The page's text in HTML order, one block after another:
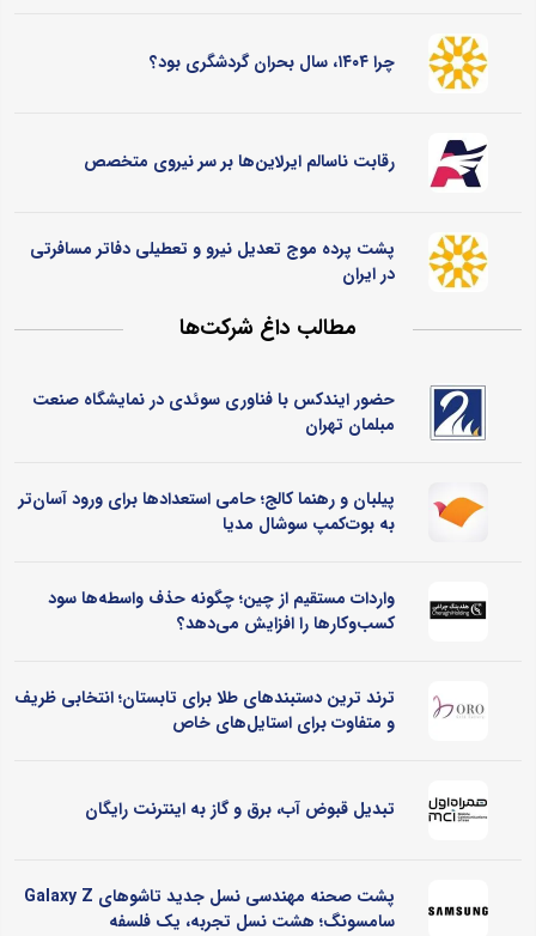
چرا ۱۴۰۴، سال بحران گردشگری بود؟
رقابت ناسالم ایرلاین‌ها بر سر نیروی متخصص
پشت پرده موج تعدیل نیرو و تعطیلی دفاتر مسافرتی
در ایران
مطالب داغ شرکت‌ها
حضور ایندکس با فناوری سوئدی در نمایشگاه صنعت
مبلمان تهران
پیلبان و رهنما کالج؛ حامی استعدادها برای ورود آسان‌تر
به بوت‌کمپ سوشال مدیا
واردات مستقیم از چین؛ چگونه حذف واسطه‌ها سود
کسب‌وکارها را افزایش می‌دهد؟
ترند ترین دستبندهای طلا برای تابستان؛ انتخابی ظریف
و متفاوت برای استایل‌های خاص
تبدیل قبوض آب، برق و گاز به اینترنت رایگان
پشت صحنه مهندسی نسل جدید تاشوهای Galaxy Z
سامسونگ؛ هشت نسل تجربه، یک فلسفه